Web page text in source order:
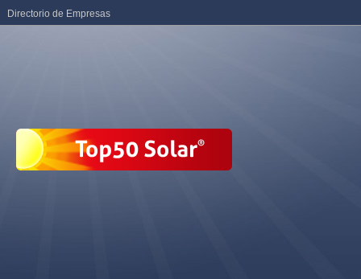
Directorio de Empresas